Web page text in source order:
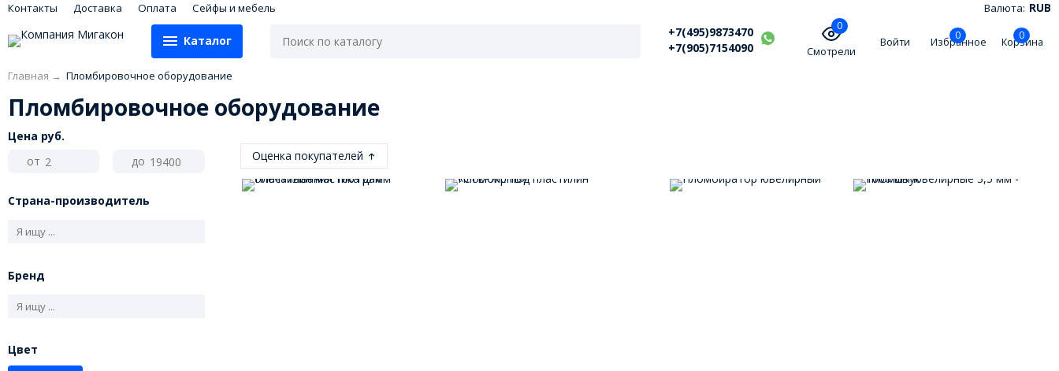
Контакты Доставка Оплата Сейфы и мебель Валюта: RUB
Каталог
+7(495)9873470
+7(905)7154090
0
Смотрели
Войти
0
Избранное
0
Корзина
Главная → Пломбировочное оборудование
Пломбировочное оборудование
Цена руб.
от
до
Страна-производитель
Бренд
Цвет
Оценка покупателей